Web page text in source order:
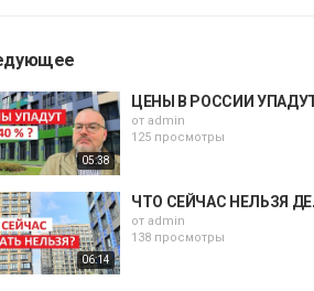
05:38
ЦЕНЫ В РОССИИ
от admin
125 просмотры
06:14
ЧТО СЕЙЧАС НЕЛЬЗЯ
от admin
138 просмотры